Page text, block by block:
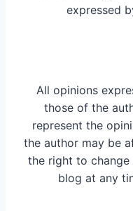
expressed
All opinions
those of the
represent the
the author may be
the right to
blog at any